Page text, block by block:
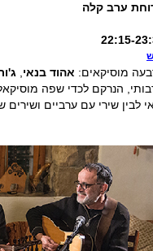
ערב קלה
22:15-
מוסיקאים: אהוד בנאי
הנרקם לכדי שפה
לבין שירי עם ערביים